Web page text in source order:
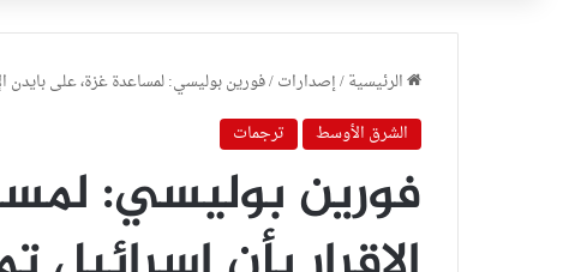
الرئيسية/إصدارات/فورين بوليسي: لمساعدة غزة، على بايدن
الشرق الأوسط
ترجمات
فورين بوليسي: